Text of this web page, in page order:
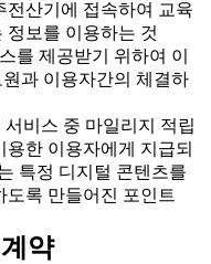
전산기에 접속하여 교육
정보를 이용하는 것
를 제공받기 위하여 이
과 이용자간의 체결하
비스 중 마일리지 적립
용한 이용자에게 지급되
특정 디지털 콘텐츠를
도록 만들어진 포인트
약